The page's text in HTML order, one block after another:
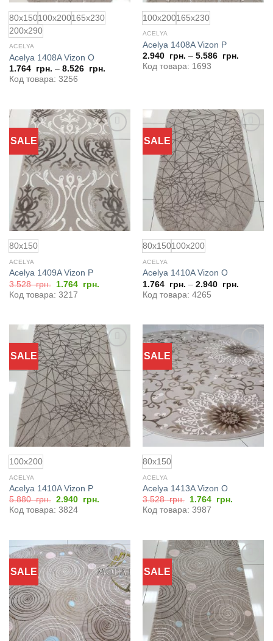
80x150100x200165x230
200x290
ACELYA
Acelya 1408A Vizon O
1.764 грн. – 8.526 грн.
Код товара: 3256
100x200165x230
ACELYA
Acelya 1408A Vizon P
2.940 грн. – 5.586 грн.
Код товара: 1693
SALE
Добавить
в
избранное
80x150
ACELYA
Acelya 1409A Vizon P
3.528грн.
Первоначальная
цена
составляла
1.764 грн.
Код товара: 3217
SALE
Добавить
в
избранное
80x150100x200
ACELYA
Acelya 1410A Vizon O
1.764 грн. – 2.940 грн.
Код товара: 4265
SALE
Добавить
в
избранное
100x200
ACELYA
Acelya 1410A Vizon P
5.880грн. Первоначальная
цена
составляла
2.940 грн.Текущая
Код товара: 3824
SALE
Добавить
в
избранное
80x150
ACELYA
Acelya 1413A Vizon O
3.528грн.
Первоначальная
цена
составляла
1.764 грн.Текущая
Код товара: 3987
SALE
Добавить
в
избранное
SALE
Добавить
в
избранное